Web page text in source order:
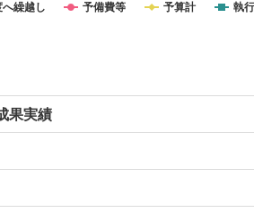
繰越し 予備費等 予算計 執
果実績